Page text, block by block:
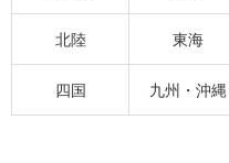
北陸 東海
四国 九州・沖縄